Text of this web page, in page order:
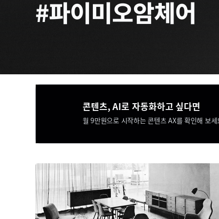
#파이미오암체어
콘텐츠, AI로 자동화하고 싶다면​​
월 9만원으로 시작하는 콘텐츠 AX를 확인해 보